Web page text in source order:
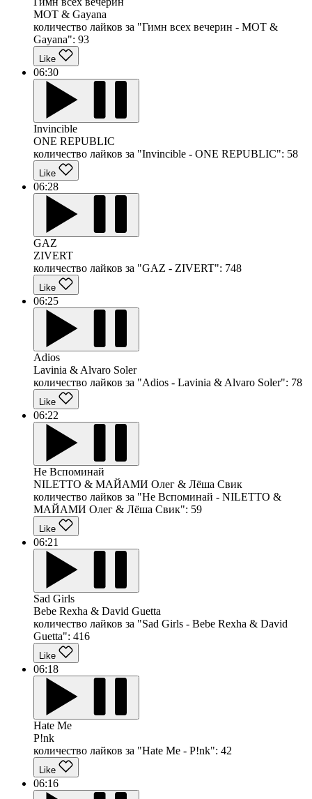
MOT & Gayana
количество лайков за "Гимн всех вечерин - MOT &
Gayana": 93
Like
06:30
Invincible
ONE REPUBLIC
количество лайков за "Invincible - ONE REPUBLIC": 58
Like
06:28
GAZ
ZIVERT
количество лайков за "GAZ - ZIVERT": 748
Like
06:25
Adios
Lavinia & Alvaro Soler
количество лайков за "Adios - Lavinia & Alvaro Soler": 78
Like
06:22
Не Вспоминай
NILETTO & МАЙАМИ Олег & Лёша Свик
количество лайков за "Не Вспоминай - NILETTO &
МАЙАМИ Олег & Лёша Свик": 59
Like
06:21
Sad Girls
Bebe Rexha & David Guetta
количество лайков за "Sad Girls - Bebe Rexha & David
Guetta": 416
Like
06:18
Hate Me
P!nk
количество лайков за "Hate Me - P!nk": 42
Like
06:16